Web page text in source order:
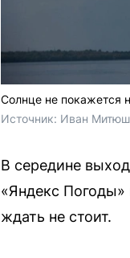
Солнце не покажется
Источник: Иван
В середине
«Яндекс
ждать не стоит.